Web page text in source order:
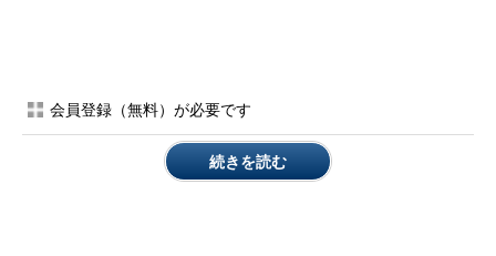
無線LANの暗号化だけでは、十分で
会員登録（無料）が必要です
続きを読む